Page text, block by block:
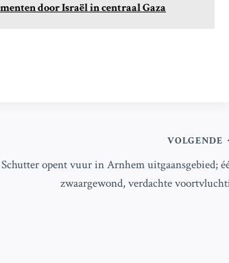
door Israël in centraal Gaza
VOLGENDE
Schutter opent vuur in Arnhem uitgaansgebied;
zwaargewond, verdachte